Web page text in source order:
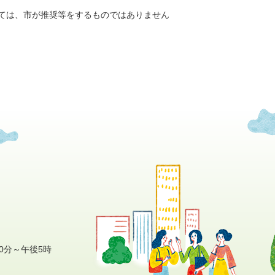
、市が推奨等をするものではありません
～午後5時